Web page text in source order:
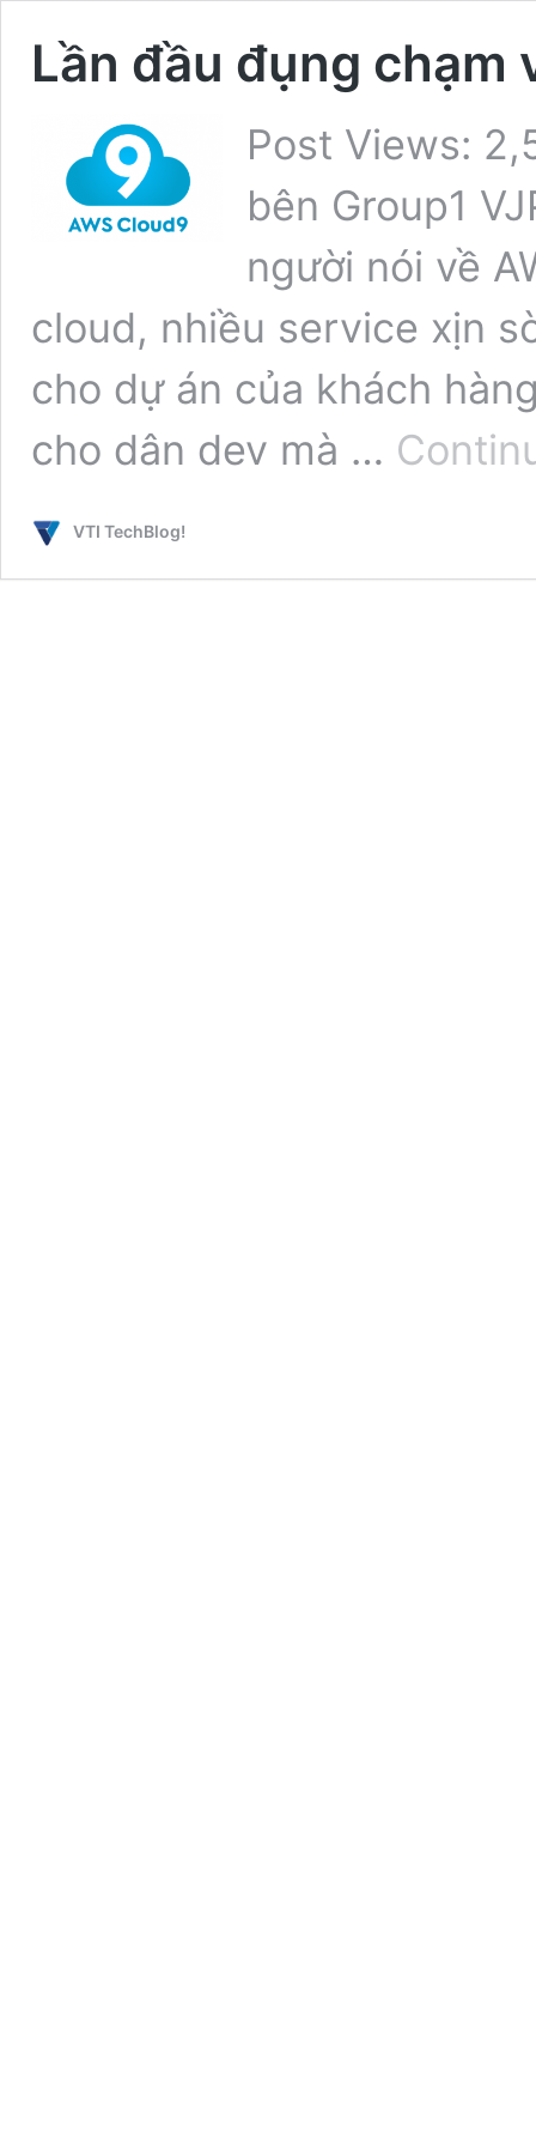
Lần đầu đụng chạm
Post Views:
bên Group1
người nói về
cloud, nhiều service xịn
cho dự án của khách
cho dân dev mà …
VTI TechBlog!